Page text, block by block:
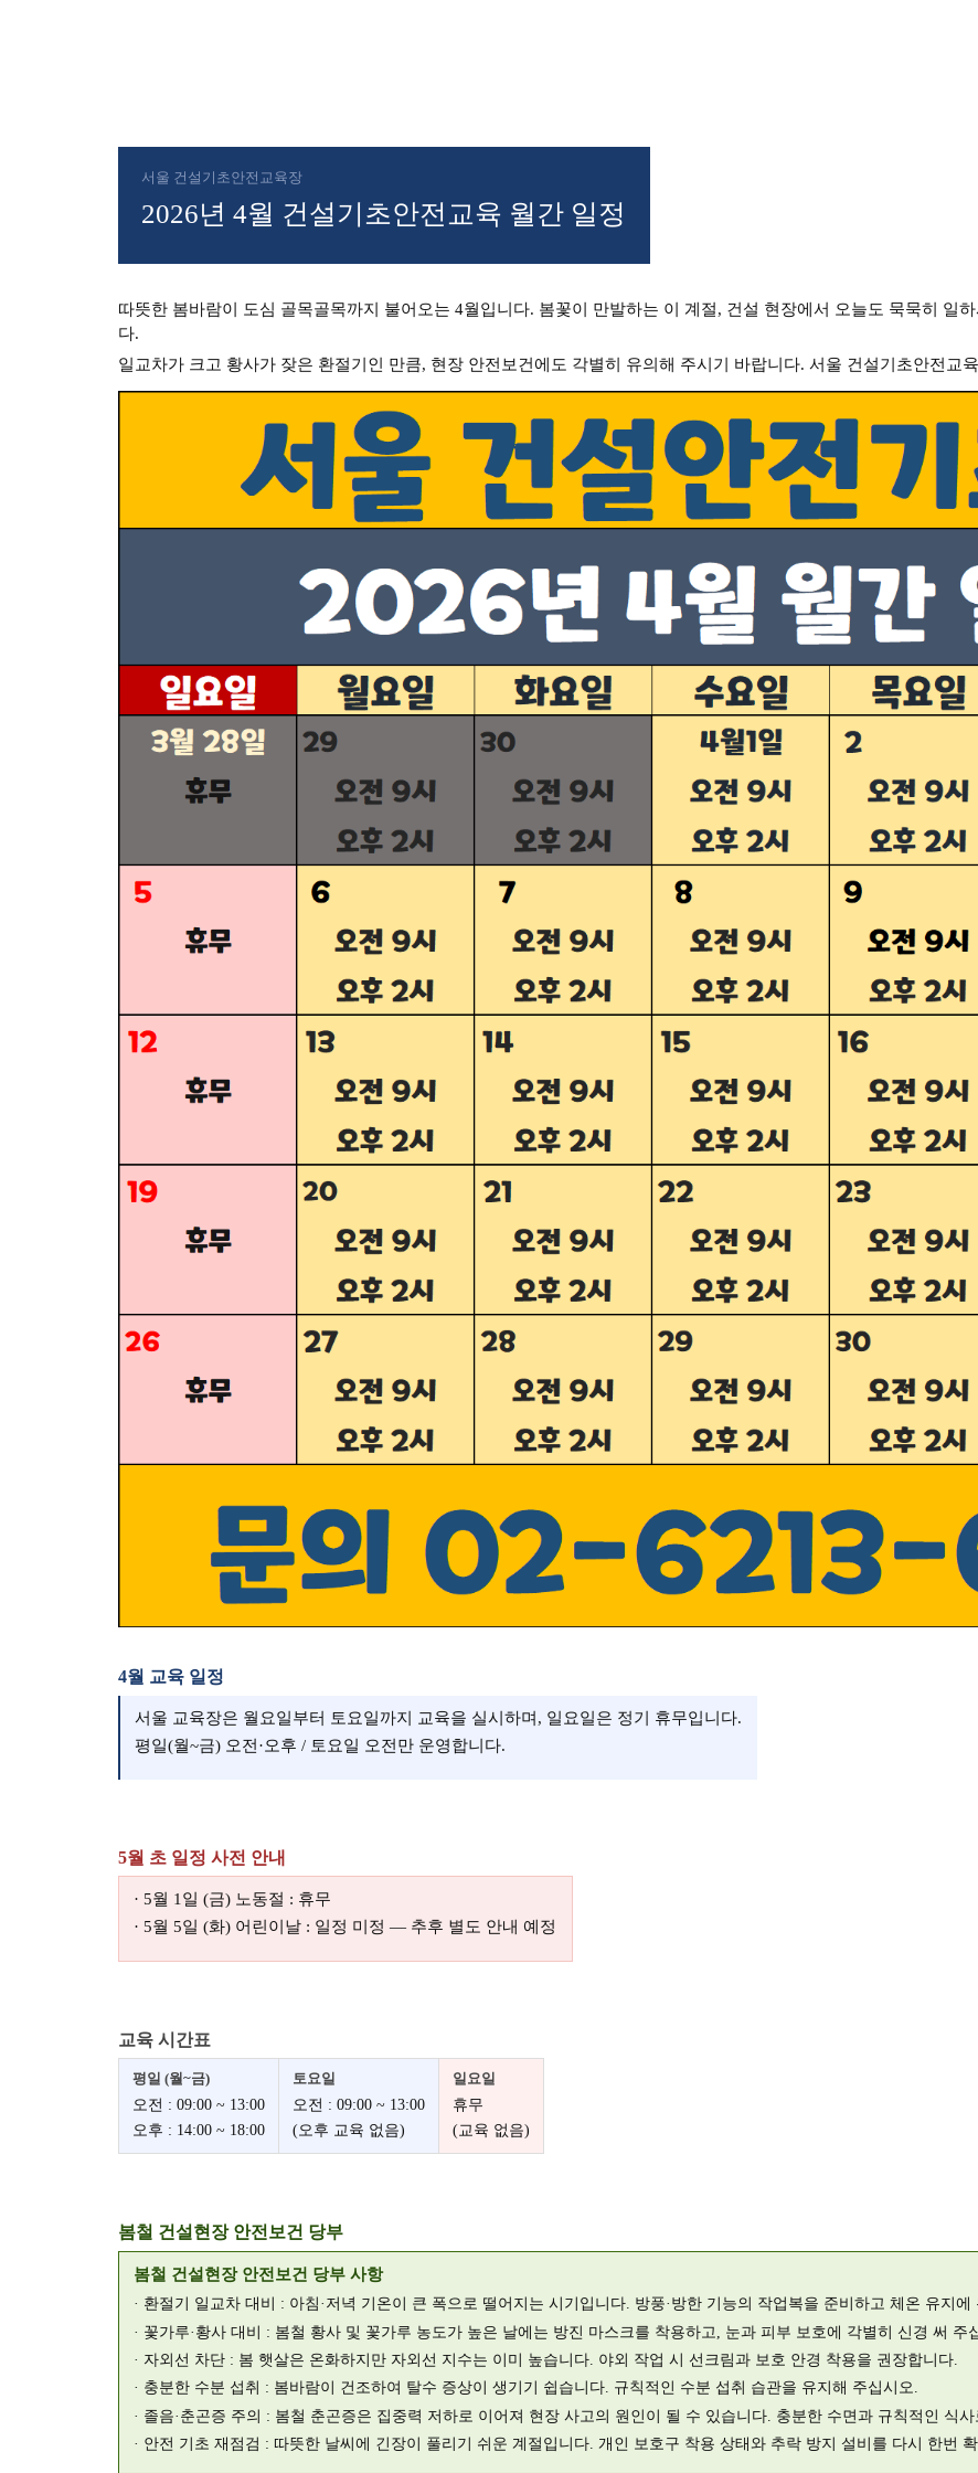
서울 건설기초안전교육장
2026년 4월 건설기초안전교육 월간 일정
따뜻한 봄바람이 도심 골목골목까지 불어오는 4월입니다. 봄꽃이 만발하는 이 계절, 건설 현장에서 오늘도 묵묵히 일
다.
일교차가 크고 황사가 잦은 환절기인 만큼, 현장 안전보건에도 각별히 유의해 주시기 바랍니다. 서울 건설기초안전교
4월 교육 일정
서울 교육장은 월요일부터 토요일까지 교육을 실시하며, 일요일은 정기 휴무입니다.
평일(월~금) 오전·오후 / 토요일 오전만 운영합니다.
5월 초 일정 사전 안내
· 5월 1일 (금) 노동절 : 휴무
· 5월 5일 (화) 어린이날 : 일정 미정 — 추후 별도 안내 예정
교육 시간표
평일 (월~금)
오전 : 09:00 ~ 13:00
오후 : 14:00 ~ 18:00
토요일
오전 : 09:00 ~ 13:00
(오후 교육 없음)
일요일
휴무
(교육 없음)
봄철 건설현장 안전보건 당부
봄철 건설현장 안전보건 당부 사항
· 환절기 일교차 대비 : 아침·저녁 기온이 큰 폭으로 떨어지는 시기입니다. 방풍·방한 기능의 작업복을 준비하고 체온 유지에
· 꽃가루·황사 대비 : 봄철 황사 및 꽃가루 농도가 높은 날에는 방진 마스크를 착용하고, 눈과 피부 보호에 각별히 신경 써 주
· 자외선 차단 : 봄 햇살은 온화하지만 자외선 지수는 이미 높습니다. 야외 작업 시 선크림과 보호 안경 착용을 권장합니다.
· 충분한 수분 섭취 : 봄바람이 건조하여 탈수 증상이 생기기 쉽습니다. 규칙적인 수분 섭취 습관을 유지해 주십시오.
· 졸음·춘곤증 주의 : 봄철 춘곤증은 집중력 저하로 이어져 현장 사고의 원인이 될 수 있습니다. 충분한 수면과 규칙적인 식
· 안전 기초 재점검 : 따뜻한 날씨에 긴장이 풀리기 쉬운 계절입니다. 개인 보호구 착용 상태와 추락 방지 설비를 다시 한번 확